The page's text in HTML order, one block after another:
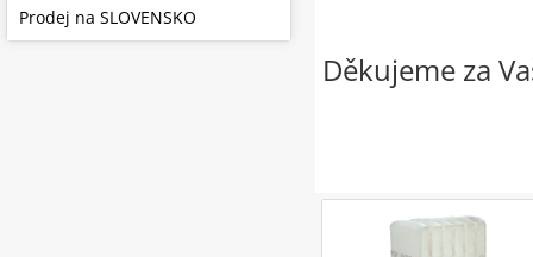
Děkujeme za
Prodej na SLOVENSKO